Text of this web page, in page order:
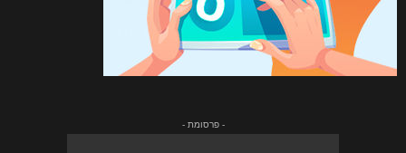
- פרסומת -